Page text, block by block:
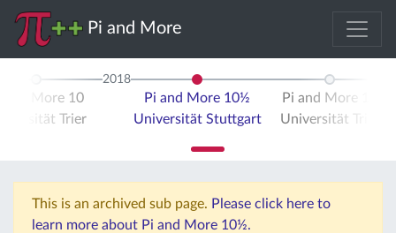
Pi and More
and More 10
Trier
2018
Pi and More 10½
Universität Stuttgart
Pi and More 11
Universität Trier
This is an archived sub page. Please click here to
learn more about Pi and More 10½.